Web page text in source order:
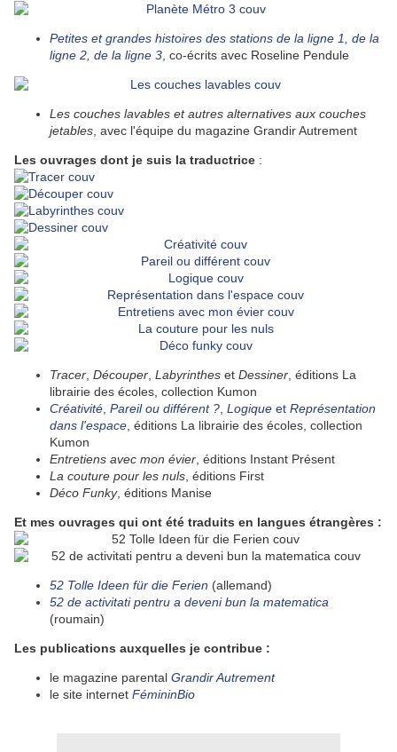
Petites et grandes histoires des stations de la ligne 1, de la
ligne 2, de la ligne 3 , co-écrits avec Roseline Pendule
Les couches lavables et autres alternatives aux couches
jetables , avec l'équipe du magazine Grandir Autrement
Les ouvrages dont je suis la traductrice :
Tracer Découper Labyrinthes et Dessiner , éditions La
librairie des écoles, collection Kumon
Créativité Pareil ou différent ? Logique et Représentation
dans l'espace , éditions La librairie des écoles, collection
Kumon
Entretiens avec mon évier , éditions Instant Présent
La couture pour les nuls , éditions First
Déco Funky, éditions Manise
Et mes ouvrages qui ont été traduits en langues étrangères :
52 Tolle Ideen für die Ferien (allemand)
52 de activitati pentru a deveni bun la matematica
(roumain)
Les publications auxquelles je contribue :
le magazine parental Grandir Autrement
le site internet FémininBio